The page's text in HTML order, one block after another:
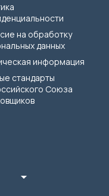
на обработку
данных
информация
стандарты
Союза